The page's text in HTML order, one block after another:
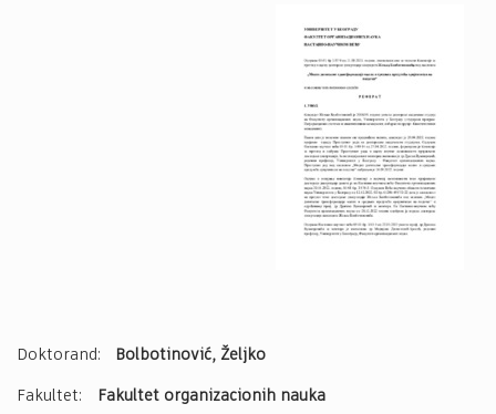
Doktorand: Bolbotinović, Željko
Fakultet: Fakultet organizacionih nauka